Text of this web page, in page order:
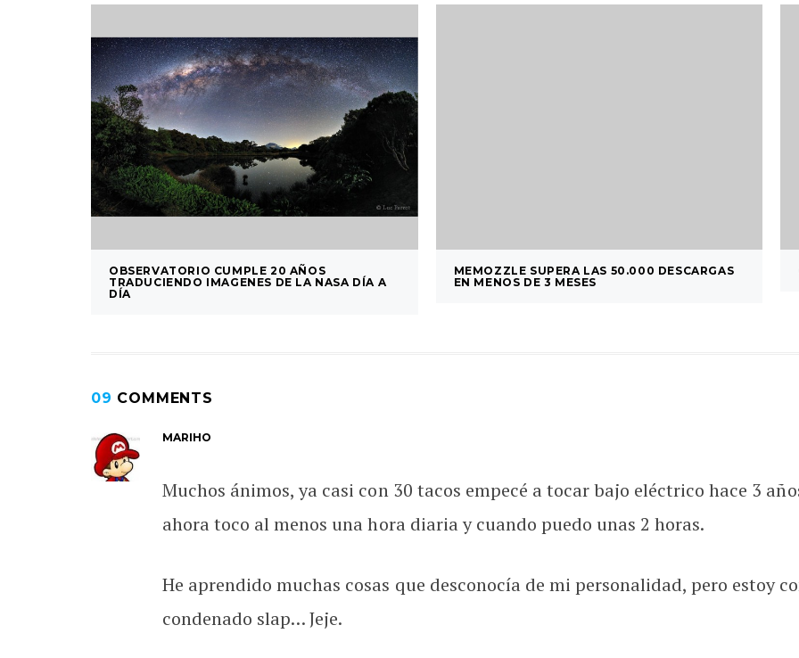
OBSERVATORIO CUMPLE 20 AÑOS
TRADUCIENDO IMAGENES DE LA NASA DÍA A
DÍA
MEMOZZLE SUPERA LAS 50.000 DESCARGAS
EN MENOS DE 3 MESES
09 COMMENTS
MARIHO
Muchos ánimos, ya casi con 30 tacos empecé a tocar bajo eléctrico hace 3
ahora toco al menos una hora diaria y cuando puedo unas 2 horas.
He aprendido muchas cosas que desconocía de mi personalidad, pero estoy
condenado slap… Jeje.